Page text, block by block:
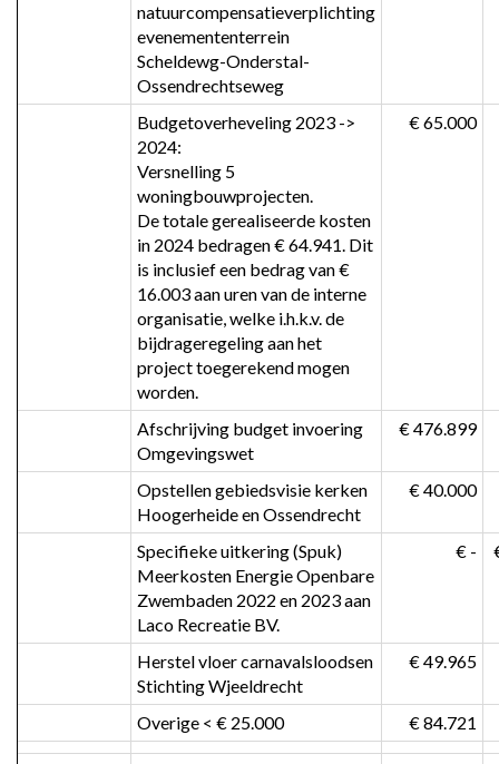
natuurcompensatieverplichting
evenemententerrein
Scheldewg-Onderstal-
Ossendrechtseweg
Budgetoverheveling 2023 ->
2024:
Versnelling 5
woningbouwprojecten.
De totale gerealiseerde kosten
in 2024 bedragen € 64.941. Dit
is inclusief een bedrag van €
16.003 aan uren van de interne
organisatie, welke i.h.k.v. de
bijdrageregeling aan het
project toegerekend mogen
worden.
€ 65.000
Afschrijving budget invoering
Omgevingswet
€ 476.899
Opstellen gebiedsvisie kerken
Hoogerheide en Ossendrecht
€ 40.000
Specifieke uitkering (Spuk)
Meerkosten Energie Openbare
Zwembaden 2022 en 2023 aan
Laco Recreatie BV.
€ -
Herstel vloer carnavalsloodsen
Stichting Wjeeldrecht
€ 49.965
Overige < € 25.000 € 84.721